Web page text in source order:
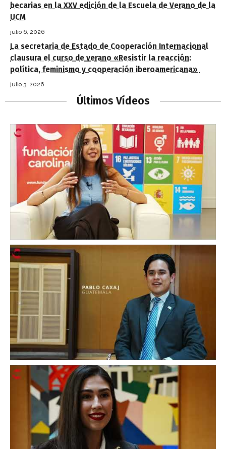
becarias en la XXV edición de la Escuela de Verano de la
UCM
julio 6, 2026
La secretaria de Estado de Cooperación Internacional
clausura el curso de verano «Resistir la reacción:
política, feminismo y cooperación iberoamericana»
julio 3, 2026
Últimos Vídeos